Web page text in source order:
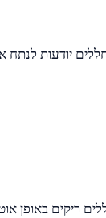
יודעות
ריקים באופן